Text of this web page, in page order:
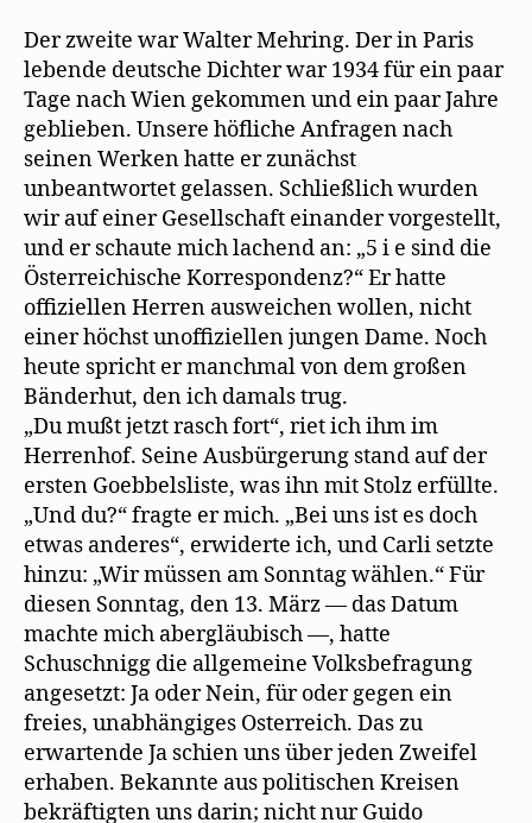
Der zweite war Walter Mehring. Der in Paris
lebende deutsche Dichter war 1934 für ein paar
Tage nach Wien gekommen und ein paar Jahre
geblieben. Unsere höfliche Anfragen nach
seinen Werken hatte er zunächst
unbeantwortet gelassen. Schließlich wurden
wir auf einer Gesellschaft einander vorgestellt,
und er schaute mich lachend an: „5 i e sind die
Österreichische Korrespondenz?“ Er hatte
offiziellen Herren ausweichen wollen, nicht
einer höchst unoffiziellen jungen Dame. Noch
heute spricht er manchmal von dem großen
Bänderhut, den ich damals trug.
„Du mußt jetzt rasch fort“, riet ich ihm im
Herrenhof. Seine Ausbürgerung stand auf der
ersten Goebbelsliste, was ihn mit Stolz erfüllte.
„Und du?“ fragte er mich. „Bei uns ist es doch
etwas anderes“, erwiderte ich, und Carli setzte
hinzu: „Wir müssen am Sonntag wählen.“ Für
diesen Sonntag, den 13. März — das Datum
machte mich abergläubisch —‚ hatte
Schuschnigg die allgemeine Volksbefragung
angesetzt: Ja oder Nein, für oder gegen ein
freies, unabhängiges Osterreich. Das zu
erwartende Ja schien uns über jeden Zweifel
erhaben. Bekannte aus politischen Kreisen
bekräftigten uns darin; nicht nur Guido